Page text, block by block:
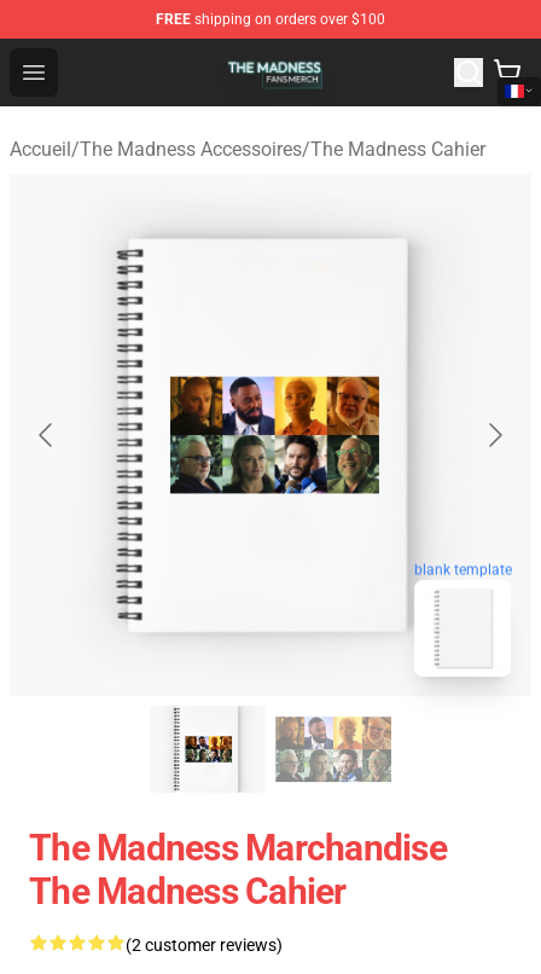
FREE shipping on orders over $100
Open menu
The Madness Shop - Official The Madness Merchandise
Accueil/The Madness Accessoires/The Madness Cahier
blank template
The Madness Marchandise
The Madness Cahier
(2 customer reviews)